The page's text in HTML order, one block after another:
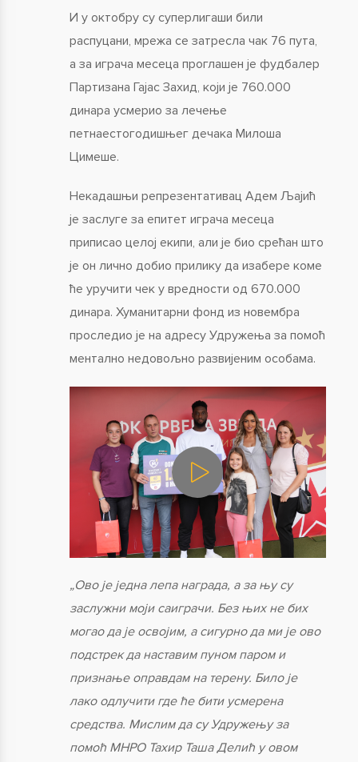
И у октобру су суперлигаши били
распуцани, мрежа се затресла чак 76 пута,
а за играча месеца проглашен је фудбалер
Партизана Гајас Захид, који је 760.000
динара усмерио за лечење
петнаестогодишњег дечака Милоша
Цимеше.
Некадашњи репрезентативац Адем Љајић
је заслуге за епитет играча месеца
приписао целој екипи, али је био срећан што
је он лично добио прилику да изабере коме
ће уручити чек у вредности од 670.000
динара. Хуманитарни фонд из новембра
проследио је на адресу Удружења за помоћ
ментално недовољно развијеним особама.
„Ово је једна лепа награда, а за њу су
заслужни моји саиграчи. Без њих не бих
могао да је освојим, а сигурно да ми је ово
подстрек да наставим пуном паром и
признање оправдам на терену. Било је
лако одлучити где ће бити усмерена
средства. Мислим да су Удружењу за
помоћ МНРО Тахир Таша Делић у овом